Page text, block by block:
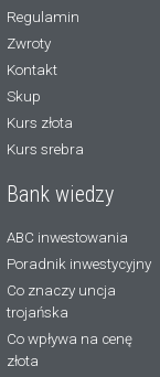
Regulamin
Zwroty
Kontakt
Skup
Kurs złota
Kurs srebra
Bank wiedzy
ABC inwestowania
Poradnik inwestycyjny
Co znaczy uncja
trojańska
Co wpływa na cenę
złota